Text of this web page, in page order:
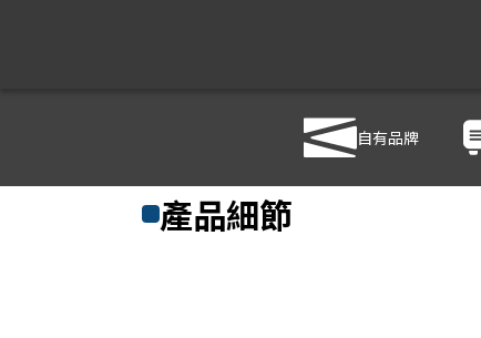
自有品牌
音響設備 / MIPRO MA-709
產品細節